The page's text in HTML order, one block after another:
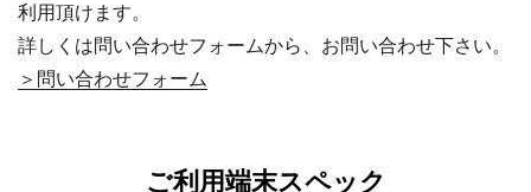
利用頂けます。
詳しくは問い合わせフォームから、お問い合わせ下さい。
問い合わせフォーム
ご利用端末スペック